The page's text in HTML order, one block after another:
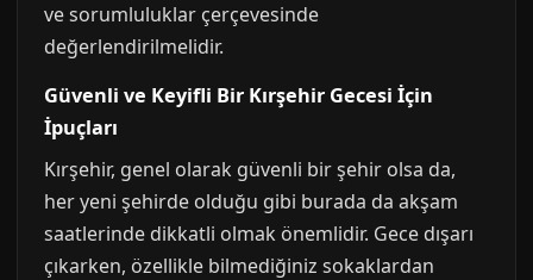
ve sorumluluklar çerçevesinde
değerlendirilmelidir.
Güvenli ve Keyifli Bir Kırşehir Gecesi İçin
İpuçları
Kırşehir, genel olarak güvenli bir şehir olsa da,
her yeni şehirde olduğu gibi burada da akşam
saatlerinde dikkatli olmak önemlidir. Gece dışarı
çıkarken, özellikle bilmediğiniz sokaklardan